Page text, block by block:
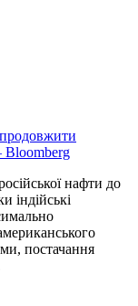
Bloomberg
нафти до
індійські
постачання